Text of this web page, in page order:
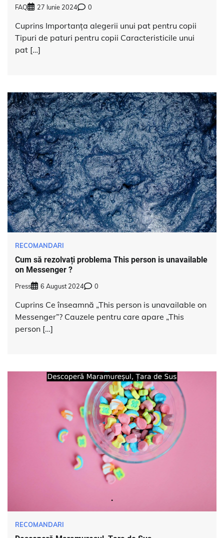
FAQ 27 Iunie 2024 0
Cuprins Importanța alegerii unui pat pentru copii
Tipuri de paturi pentru copii Caracteristicile unui
pat […]
RECOMANDARI
Cum să rezolvați problema This person is unavailable
on Messenger ?
Press 6 August 2024 0
Cuprins Ce înseamnă „This person is unavailable on
Messenger”? Cauzele pentru care apare „This
person […]
RECOMANDARI